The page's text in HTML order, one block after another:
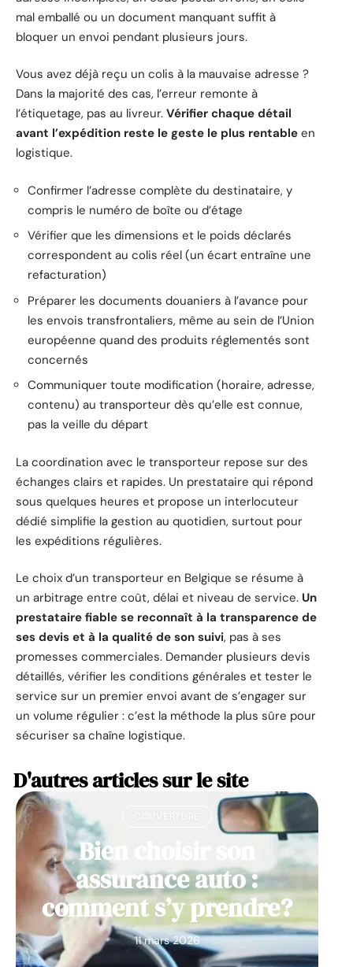
mal emballé ou un document manquant suffit à
bloquer un envoi pendant plusieurs jours.
Vous avez déjà reçu un colis à la mauvaise adresse ?
Dans la majorité des cas, l’erreur remonte à
l’étiquetage, pas au livreur. Vérifier chaque détail
avant l’expédition reste le geste le plus rentable en
logistique.
Confirmer l’adresse complète du destinataire, y
compris le numéro de boîte ou d’étage
Vérifier que les dimensions et le poids déclarés
correspondent au colis réel (un écart entraîne une
refacturation)
Préparer les documents douaniers à l’avance pour
les envois transfrontaliers, même au sein de l’Union
européenne quand des produits réglementés sont
concernés
Communiquer toute modification (horaire, adresse,
contenu) au transporteur dès qu’elle est connue,
pas la veille du départ
La coordination avec le transporteur repose sur des
échanges clairs et rapides. Un prestataire qui répond
sous quelques heures et propose un interlocuteur
dédié simplifie la gestion au quotidien, surtout pour
les expéditions régulières.
Le choix d’un transporteur en Belgique se résume à
un arbitrage entre coût, délai et niveau de service. Un
prestataire fiable se reconnaît à la transparence de
ses devis et à la qualité de son suivi, pas à ses
promesses commerciales. Demander plusieurs devis
détaillés, vérifier les conditions générales et tester le
service sur un premier envoi avant de s’engager sur
un volume régulier : c’est la méthode la plus sûre pour
sécuriser sa chaîne logistique.
D'autres articles sur le site
Bien choisir son
assurance auto :
comment s’y prendre?
11 mars 2026